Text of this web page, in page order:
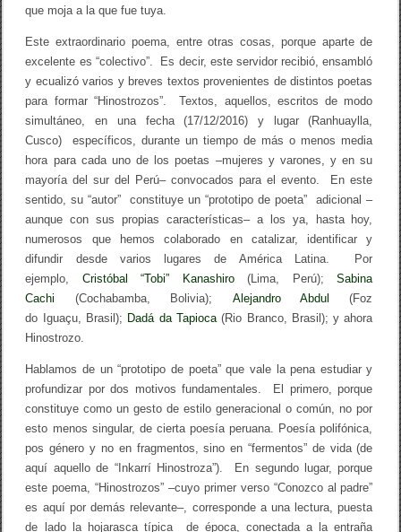
que moja a la que fue tuya.
Este extraordinario poema, entre otras cosas, porque aparte de
excelente es “colectivo”. Es decir, este servidor recibió, ensambló
y ecualizó varios y breves textos provenientes de distintos poetas
para formar “Hinostrozos”. Textos, aquellos, escritos de modo
simultáneo, en una fecha (17/12/2016) y lugar (Ranhuaylla,
Cusco) específicos, durante un tiempo de más o menos media
hora para cada uno de los poetas –mujeres y varones, y en su
mayoría del sur del Perú– convocados para el evento. En este
sentido, su “autor” constituye un “prototipo de poeta” adicional –
aunque con sus propias características– a los ya, hasta hoy,
numerosos que hemos colaborado en catalizar, identificar y
difundir desde varios lugares de América Latina. Por
ejemplo, Cristóbal “Tobi” Kanashiro(Lima, Perú);Sabina
Cachi (Cochabamba, Bolivia); Alejandro Abdul
(Foz
do Iguaçu, Brasil); Dadá da Tapioca(Rio Branco, Brasil); y ahora
Hinostrozo.
Hablamos de un “prototipo de poeta” que vale la pena estudiar y
profundizar por dos motivos fundamentales. El primero, porque
constituye como un gesto de estilo generacional o común, no por
esto menos singular, de cierta poesía peruana. Poesía polifónica,
pos género y no en fragmentos, sino en “fermentos” de vida (de
aquí aquello de “Inkarrí Hinostroza”). En segundo lugar, porque
este poema, “Hinostrozos” –cuyo primer verso “Conozco al padre”
es aquí por demás relevante–, corresponde a una lectura, puesta
de lado la hojarasca típica de época, conectada a la entraña